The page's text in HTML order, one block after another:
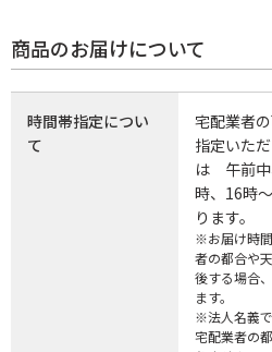
商品のお届けについて
時間帯指定につい
て
宅配業者
指定いた
は 午前中
時、16時
ります。
※お届け時
者の都合や
後する場合
ます。
※法人名義で
宅配業者の